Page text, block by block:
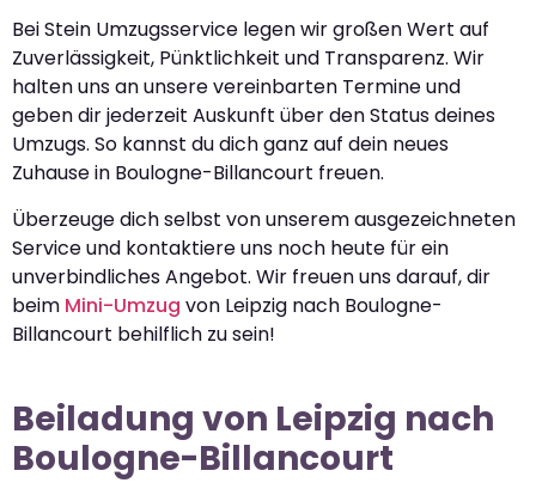
Bei Stein Umzugsservice legen wir großen Wert auf
Zuverlässigkeit, Pünktlichkeit und Transparenz. Wir
halten uns an unsere vereinbarten Termine und
geben dir jederzeit Auskunft über den Status deines
Umzugs. So kannst du dich ganz auf dein neues
Zuhause in Boulogne-Billancourt freuen.
Überzeuge dich selbst von unserem ausgezeichneten
Service und kontaktiere uns noch heute für ein
unverbindliches Angebot. Wir freuen uns darauf, dir
beim Mini-Umzug von Leipzig nach Boulogne-
Billancourt behilflich zu sein!
Beiladung von Leipzig nach
Boulogne-Billancourt